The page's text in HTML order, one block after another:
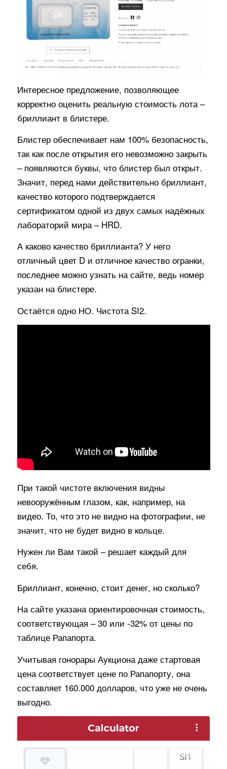
Интересное предложение, позволяющее
корректно оценить реальную стоимость лота –
бриллиант в блистере.
Блистер обеспечивает нам 100% безопасность,
так как после открытия его невозможно закрыть
– появляются буквы, что блистер был открыт.
Значит, перед нами действительно бриллиант,
качество которого подтверждается
сертификатом одной из двух самых надёжных
лабораторий мира – HRD.
А каково качество бриллианта? У него
отличный цвет D и отличное качество огранки,
последнее можно узнать на сайте, ведь номер
указан на блистере.
Остаётся одно НО. Чистота SI2.
При такой чистоте включения видны
невооружённым глазом, как, например, на
видео. То, что это не видно на фотографии, не
значит, что не будет видно в кольце.
Нужен ли Вам такой – решает каждый для
себя.
Бриллиант, конечно, стоит денег, но сколько?
На сайте указана ориентировочная стоимость,
соответствующая – 30 или -32% от цены по
таблице Рапапорта.
Учитывая гонорары Аукциона даже стартовая
цена соответствует цене по Рапапорту, она
составляет 160.000 долларов, что уже не очень
выгодно.